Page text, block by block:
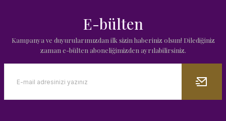
E-bülten
Kampanya ve duyurularımızdan ilk sizin haberiniz olsun! Dilediğiniz
zaman e-bülten aboneliğimizden ayrılabilirsiniz.